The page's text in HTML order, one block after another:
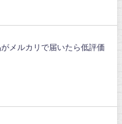
メルカリで届いたら低評価